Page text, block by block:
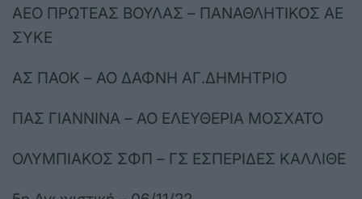
ΑΕΟ ΠΡΩΤΕΑΣ ΒΟΥΛΑΣ – ΠΑΝΑΘΛΗΤΙΚΟΣ ΑΕ
ΣΥΚΕ
ΑΣ ΠΑΟΚ – ΑΟ ΔΑΦΝΗ ΑΓ.ΔΗΜΗΤΡΙΟ
ΠΑΣ ΓΙΑΝΝΙΝΑ – ΑΟ ΕΛΕΥΘΕΡΙΑ ΜΟΣΧΑΤΟ
ΟΛΥΜΠΙΑΚΟΣ ΣΦΠ – ΓΣ ΕΣΠΕΡΙΔΕΣ ΚΑΛΛΙΘΕ